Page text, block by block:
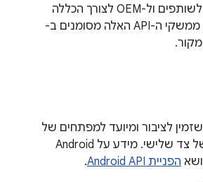
Android שזמינים רק לשותפים ול-OEM לצורך הכללה
באפליקציות בחבילה. ממשקי ה-API האלה מסומנים ב-
Android API הוא API שזמין לציבור ומיועד למפתחים של
אפליקציות Android של צד שלישי. מידע על Android
הפניית Android API
.